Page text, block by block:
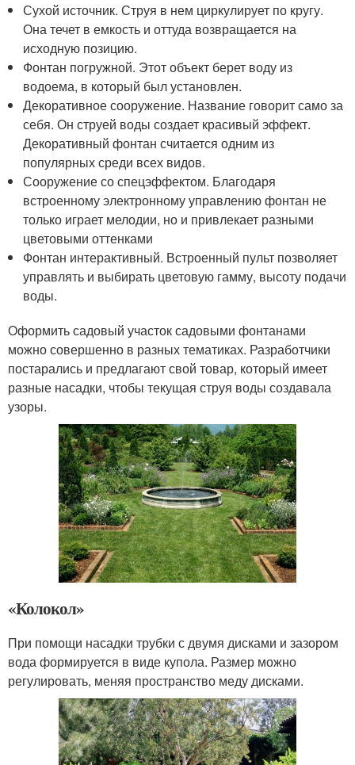
Сухой источник. Струя в нем циркулирует по кругу.
Она течет в емкость и оттуда возвращается на
исходную позицию.
Фонтан погружной. Этот объект берет воду из
водоема, в который был установлен.
Декоративное сооружение. Название говорит само за
себя. Он струей воды создает красивый эффект.
Декоративный фонтан считается одним из
популярных среди всех видов.
Сооружение со спецэффектом. Благодаря
встроенному электронному управлению фонтан не
только играет мелодии, но и привлекает разными
цветовыми оттенками
Фонтан интерактивный. Встроенный пульт позволяет
управлять и выбирать цветовую гамму, высоту подачи
воды.
Оформить садовый участок садовыми фонтанами
можно совершенно в разных тематиках. Разработчики
постарались и предлагают свой товар, который имеет
разные насадки, чтобы текущая струя воды создавала
узоры.
«Колокол»
При помощи насадки трубки с двумя дисками и зазором
вода формируется в виде купола. Размер можно
регулировать, меняя пространство меду дисками.